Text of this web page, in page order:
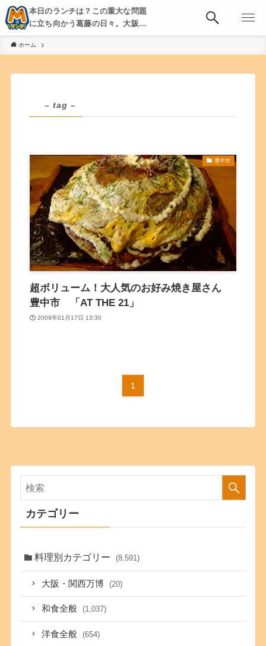
本日のランチは？この重大な問題
に立ち向かう葛藤の日々。大阪・
京都・神戸を中心とした食べ歩
き、飲み歩きを綴る。
ホーム
– tag –
豊中市
超ボリューム！大人気のお好み焼き屋さん
豊中市 「AT THE 21」
2009年01月17日 13:30
1
カテゴリー
料理別カテゴリー (8,591)
大阪・関西万博 (20)
和食全般 (1,037)
洋食全般 (654)